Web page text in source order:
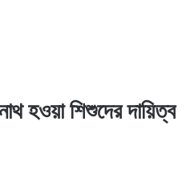
হওয়া শিশুদের দায়িত্ব